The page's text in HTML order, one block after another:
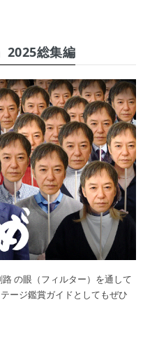
総集編
の眼（フィルター）を通して
ージ鑑賞ガイドとしてもぜひ